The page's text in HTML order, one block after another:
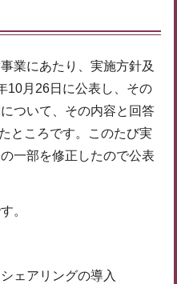
業にあたり、実施方針及
10月26日に公表し、その
ついて、その内容と回答
ところです。このたび実
一部を修正したので公表
。
ェアリングの導入